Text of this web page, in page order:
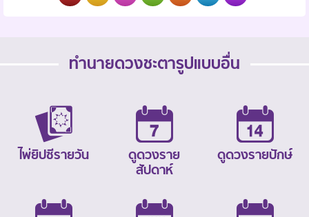
ทำนายดวงชะตารูปแบบอื่น
ไพ่ยิปซีรายวัน
ดูดวงราย
สัปดาห์
ดูดวงรายปักษ์